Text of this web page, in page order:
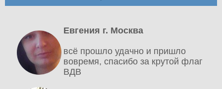
Евгения г. Москва
всё прошло удачно и пришло
вовремя, спасибо за крутой флаг
ВДВ